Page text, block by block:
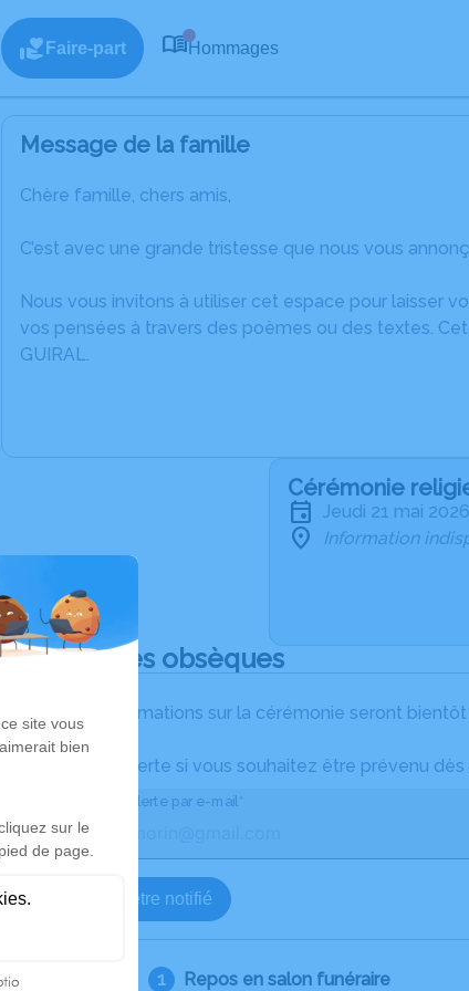
Faire-part Hommages
Message de la famille
Chère famille, chers amis,
C’est avec une grande tristesse que nous vous
Nous vous invitons à utiliser cet espace pour laisser
vos pensées à travers des poèmes ou des textes.
GUIRAL.
Cérémonie
jeudi 21 mai
Information
Déroulé des obsèques
Les informations sur la cérémonie seront
Activez une alerte si vous souhaitez être prévenu
Recevoir une alerte par e-mail*
Je veux être notifié
Repos en salon funéraire